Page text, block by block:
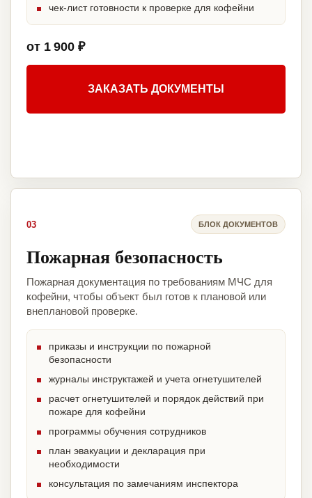
чек-лист готовности к проверке для кофейни
от 1 900 ₽
ЗАКАЗАТЬ ДОКУМЕНТЫ
03 БЛОК ДОКУМЕНТОВ
Пожарная безопасность
Пожарная документация по требованиям МЧС для
кофейни, чтобы объект был готов к плановой или
внеплановой проверке.
приказы и инструкции по пожарной
безопасности
журналы инструктажей и учета огнетушителей
расчет огнетушителей и порядок действий при
пожаре для кофейни
программы обучения сотрудников
план эвакуации и декларация при
необходимости
консультация по замечаниям инспектора